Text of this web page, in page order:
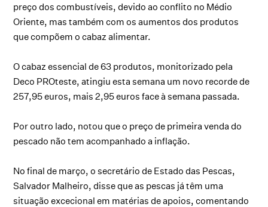
preço dos combustíveis, devido ao conflito no Médio
Oriente, mas também com os aumentos dos produtos
que compõem o cabaz alimentar.
O cabaz essencial de 63 produtos, monitorizado pela
Deco PROteste, atingiu esta semana um novo recorde de
257,95 euros, mais 2,95 euros face à semana passada.
Por outro lado, notou que o preço de primeira venda do
pescado não tem acompanhado a inflação.
No final de março, o secretário de Estado das Pescas,
Salvador Malheiro, disse que as pescas já têm uma
situação excecional em matérias de apoios, comentando